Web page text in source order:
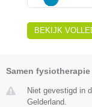
BEKIJK
Samen fysiotherapie
Niet gevestigd in
Gelderland.